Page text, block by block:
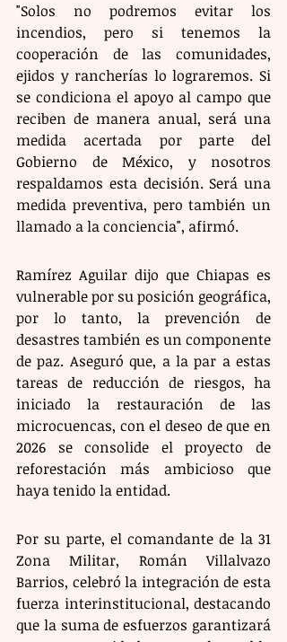
"Solos no podremos evitar los
incendios, pero si tenemos la
cooperación de las comunidades,
ejidos y rancherías lo lograremos. Si
se condiciona el apoyo al campo que
reciben de manera anual, será una
medida acertada por parte del
Gobierno de México, y nosotros
respaldamos esta decisión. Será una
medida preventiva, pero también un
llamado a la conciencia", afirmó.
Ramírez Aguilar dijo que Chiapas es
vulnerable por su posición geográfica,
por lo tanto, la prevención de
desastres también es un componente
de paz. Aseguró que, a la par a estas
tareas de reducción de riesgos, ha
iniciado la restauración de las
microcuencas, con el deseo de que en
2026 se consolide el proyecto de
reforestación más ambicioso que
haya tenido la entidad.
Por su parte, el comandante de la 31
Zona Militar, Román Villalvazo
Barrios, celebró la integración de esta
fuerza interinstitucional, destacando
que la suma de esfuerzos garantizará